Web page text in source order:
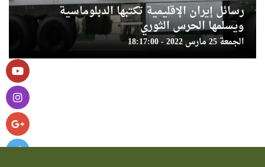
رسائل إيران الإقليمية تكتبها الدبلوماسية
ويسلمها الحرس الثوري
الجمعة 25 مارس 2022 - 18:17:00